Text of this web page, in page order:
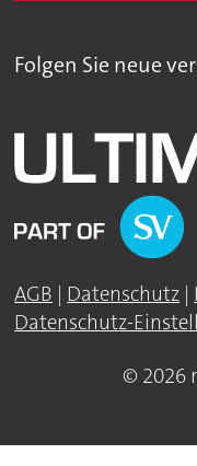
Folgen Sie neue
AGB | Datenschutz |
Datenschutz-
© 2026